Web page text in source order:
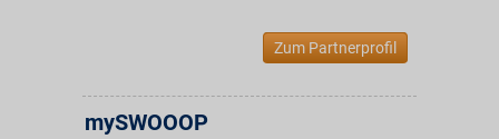
Zum Partnerprofil
mySWOOOP